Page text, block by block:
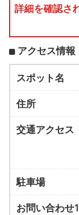
詳細を確認さ
アクセス情報
スポット名
住所
交通アクセス
駐車場
お問い合わせ1